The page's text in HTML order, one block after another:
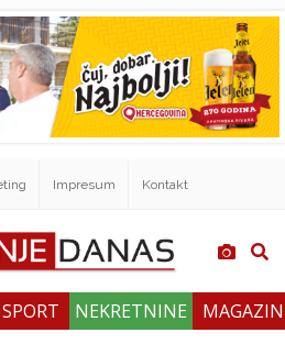
Impresum Kontakt
SPORT NEKRETNINE